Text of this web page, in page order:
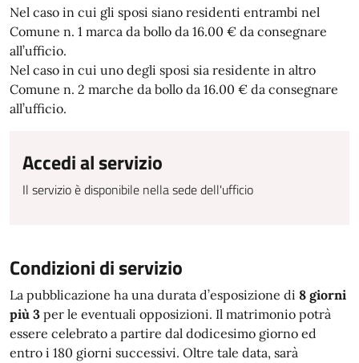
Nel caso in cui gli sposi siano residenti entrambi nel
Comune n. 1 marca da bollo da 16.00 € da consegnare
all’ufficio.
Nel caso in cui uno degli sposi sia residente in altro
Comune n. 2 marche da bollo da 16.00 € da consegnare
all’ufficio.
Accedi al servizio
Il servizio è disponibile nella sede dell'ufficio
Condizioni di servizio
La pubblicazione ha una durata d’esposizione di 8 giorni
più 3 per le eventuali opposizioni. Il matrimonio potrà
essere celebrato a partire dal dodicesimo giorno ed
entro i 180 giorni successivi. Oltre tale data, sarà